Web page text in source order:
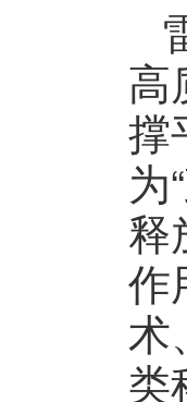
高
撑
为
释
作
术
类